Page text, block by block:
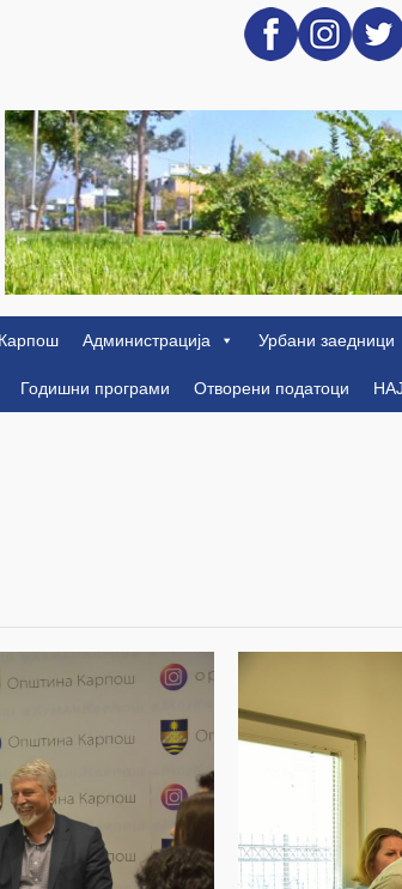
Администрација Урбани заедници
Годишни програми Отворени податоци